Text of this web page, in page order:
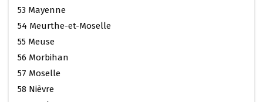
53 Mayenne
54 Meurthe-et-Moselle
55 Meuse
56 Morbihan
57 Moselle
58 Nièvre